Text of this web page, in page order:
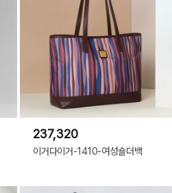
237,320
이거다이거-1410-여성숄더백